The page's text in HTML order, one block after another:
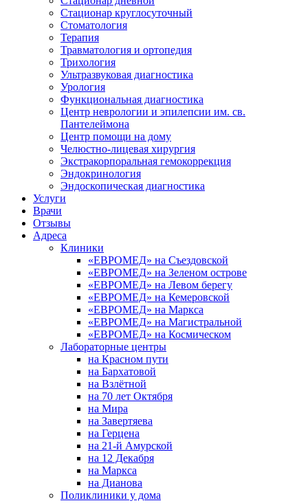
Стационар круглосуточный
Стоматология
Терапия
Травматология и ортопедия
Трихология
Ультразвуковая диагностика
Урология
Функциональная диагностика
Центр неврологии и эпилепсии им. св.
Пантелеймона
Центр помощи на дому
Челюстно-лицевая хирургия
Экстракорпоральная гемокоррекция
Эндокринология
Эндоскопическая диагностика
Услуги
Врачи
Отзывы
Адреса
Клиники
«ЕВРОМЕД» на Съездовской
«ЕВРОМЕД» на Зеленом острове
«ЕВРОМЕД» на Левом берегу
«ЕВРОМЕД» на Кемеровской
«ЕВРОМЕД» на Маркса
«ЕВРОМЕД» на Магистральной
«ЕВРОМЕД» на Космическом
Лабораторные центры
на Красном пути
на Бархатовой
на Взлётной
на 70 лет Октября
на Мира
на Завертяева
на Герцена
на 21-й Амурской
на 12 Декабря
на Маркса
на Дианова
Поликлиники у дома